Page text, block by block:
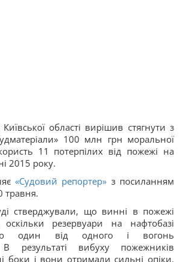
області вирішив стягнути з
100 млн грн моральної
11 потерпілих від пожежі на
2015 року.
«Судовий репортер» з посиланням
травня.
стверджували, що винні в пожежі
резервуари на нафтобазі
один від одного і вогонь
В результаті вибуху пожежників
боки і вони отримали сильні опіки.